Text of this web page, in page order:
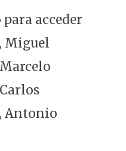
acceder
Miguel
Antonio